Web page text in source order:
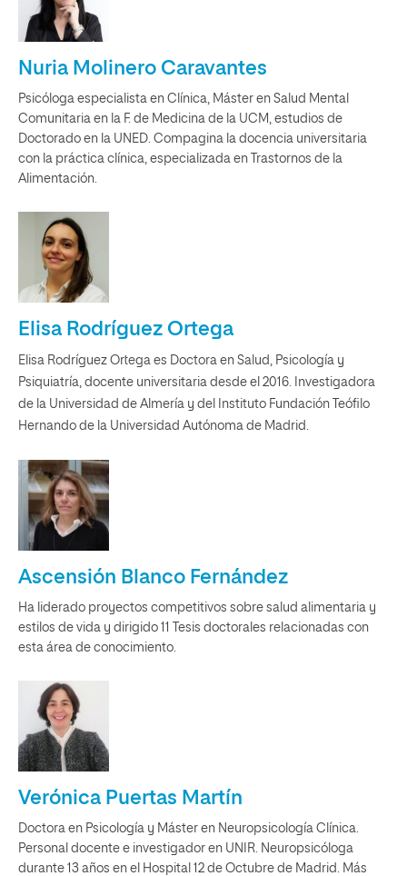
Nuria Molinero Caravantes
Psicóloga especialista en Clínica, Máster en Salud Mental
Comunitaria en la F. de Medicina de la UCM, estudios de
Doctorado en la UNED. Compagina la docencia universitaria
con la práctica clínica, especializada en Trastornos de la
Alimentación.
Elisa Rodríguez Ortega
Elisa Rodríguez Ortega es Doctora en Salud, Psicología y
Psiquiatría, docente universitaria desde el 2016. Investigadora
de la Universidad de Almería y del Instituto Fundación Teófilo
Hernando de la Universidad Autónoma de Madrid.
Ascensión Blanco Fernández
Ha liderado proyectos competitivos sobre salud alimentaria y
estilos de vida y dirigido 11 Tesis doctorales relacionadas con
esta área de conocimiento.
Verónica Puertas Martín
Doctora en Psicología y Máster en Neuropsicología Clínica.
Personal docente e investigador en UNIR. Neuropsicóloga
durante 13 años en el Hospital 12 de Octubre de Madrid. Más